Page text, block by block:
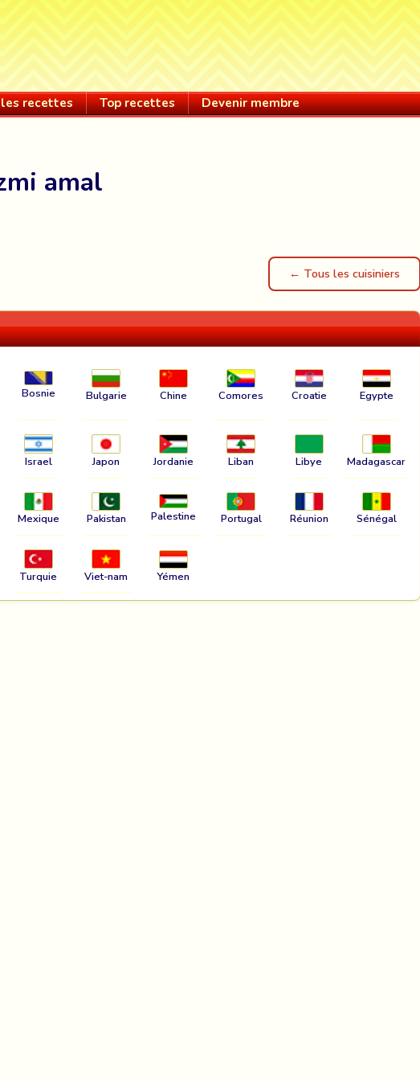
recettes Top recettes Devenir membre
amal
← Tous les cuisiniers
Bosnie Bulgarie Chine Comores Croatie Egypte
Israel Japon Jordanie Liban Libye Madagascar
Mexique Pakistan Palestine Portugal Réunion Sénégal
Turquie Viet-nam Yémen